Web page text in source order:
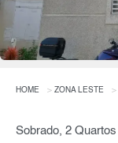
HOME ZONA LESTE